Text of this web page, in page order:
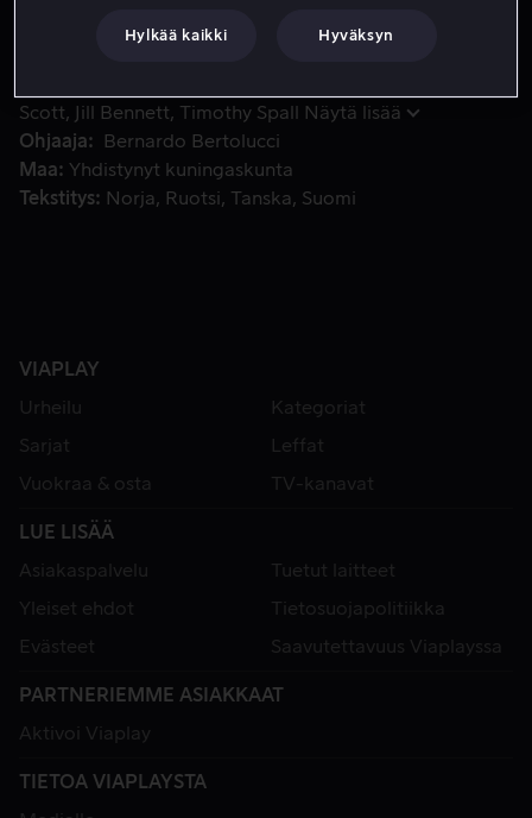
uteliaana turistina.
Scott
Jill Bennett Timothy Spall
Näytä lisää
Ohjaaja
Bernardo Bertolucci
Maa
Yhdistynyt kuningaskunta
Tekstitys
Norja Ruotsi Tanska Suomi
VIAPLAY
Urheilu
Kategoriat
Sarjat
Leffat
Vuokraa & osta
TV-kanavat
LUE LISÄÄ
Asiakaspalvelu
Tuetut laitteet
Yleiset ehdot
Tietosuojapolitiikka
Evästeet
Saavutettavuus Viaplayssa
PARTNERIEMME ASIAKKAAT
Aktivoi Viaplay
TIETOA VIAPLAYSTA
Hylkää kaikki Hyväksyn